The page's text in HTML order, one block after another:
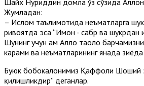
Шайх Нуриддин домла ўз сўзида
Жумладан:
– Ислом таълимотида неъматларга
ривоятда эса “Имон - сабр ва шукрдан
Шунинг учун ҳам Аллоҳ таоло
карами ва неъматларининг янада
Буюк бобокалонимиз Қаффоли Шоший
қилишликдир” деганлар.